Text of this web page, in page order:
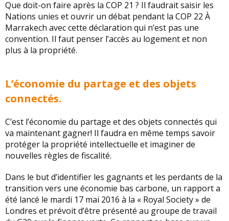
Que doit-on faire après la COP 21 ? Il faudrait saisir les
Nations unies et ouvrir un débat pendant la COP 22 À
Marrakech avec cette déclaration qui n’est pas une
convention. Il faut penser l’accès au logement et non
plus à la propriété.
L’économie du partage et des objets
connectés.
C’est l’économie du partage et des objets connectés qui
va maintenant gagner! Il faudra en même temps savoir
protéger la propriété intellectuelle et imaginer de
nouvelles règles de fiscalité.
Dans le but d’identifier les gagnants et les perdants de la
transition vers une économie bas carbone, un rapport a
été lancé le mardi 17 mai 2016 à la « Royal Society » de
Londres et prévoit d’être présenté au groupe de travail